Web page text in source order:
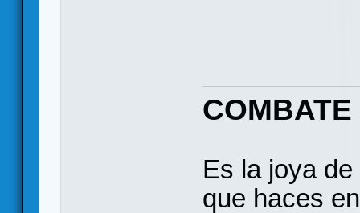
COMBATE
Es la joya
que haces